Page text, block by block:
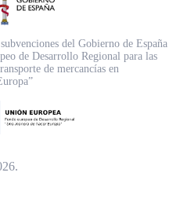
del Gobierno de España
de Desarrollo Regional para las
de mercancías en